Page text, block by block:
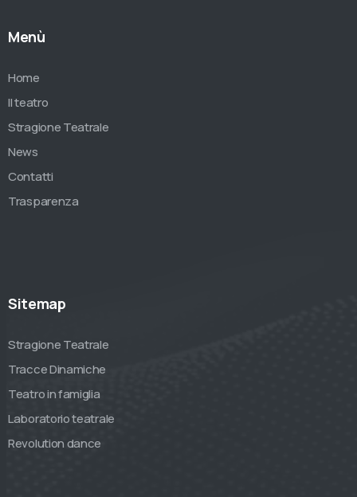
Menù
Home
Il teatro
Stragione Teatrale
News
Contatti
Trasparenza
Sitemap
Stragione Teatrale
Tracce Dinamiche
Teatro in famiglia
Laboratorio teatrale
Revolution dance